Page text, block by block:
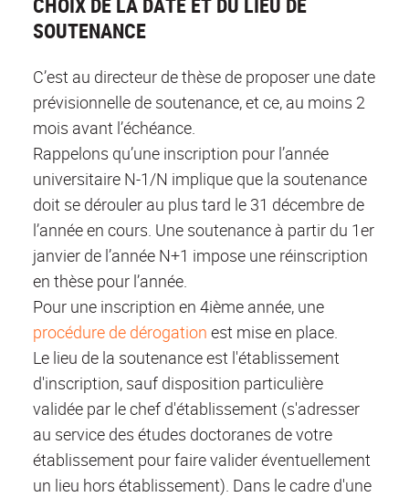
SOUTENANCE
C’est au directeur de thèse de proposer une date
prévisionnelle de soutenance, et ce, au moins 2
mois avant l’échéance.
Rappelons qu’une inscription pour l’année
universitaire N-1/N implique que la soutenance
doit se dérouler au plus tard le 31 décembre de
l’année en cours. Une soutenance à partir du 1er
janvier de l’année N+1 impose une réinscription
en thèse pour l’année.
Pour une inscription en 4ième année, une
procédure de dérogation est mise en place.
Le lieu de la soutenance est l'établissement
d'inscription, sauf disposition particulière
validée par le chef d'établissement (s'adresser
au service des études doctoranes de votre
établissement pour faire valider éventuellement
un lieu hors établissement). Dans le cadre d'une